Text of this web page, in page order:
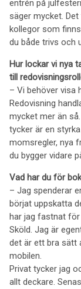
entrén på
säger mycket.
kollegor som
du både trivs och
Hur lockar vi nya
till
– Vi behöver visa
Redovisning
mycket mer än så.
tycker är en
momsregler, nya
du bygger vidare
Vad har du för
– Jag spenderar
börjat uppskatta
har jag fastnat för
Sköld. Jag är
det är ett bra sätt
mobilen.
Privat tycker jag
allt deckare.